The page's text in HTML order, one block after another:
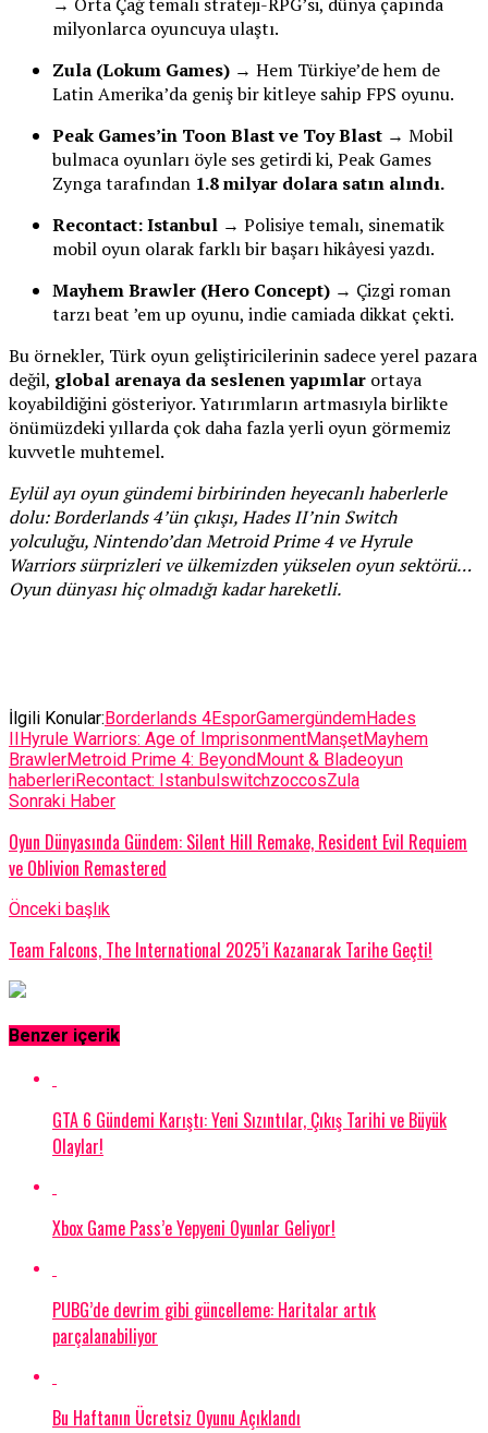
milyonlarca oyuncuya ulaştı.
Zula (Lokum Games) → Hem Türkiye’de hem de
Latin Amerika’da geniş bir kitleye sahip FPS oyunu.
Peak Games’in Toon Blast ve Toy Blast → Mobil
bulmaca oyunları öyle ses getirdi ki, Peak Games
Zynga tarafından 1.8 milyar dolara satın alındı.
Recontact: Istanbul → Polisiye temalı, sinematik
mobil oyun olarak farklı bir başarı hikâyesi yazdı.
Mayhem Brawler (Hero Concept) → Çizgi roman
tarzı beat ’em up oyunu, indie camiada dikkat çekti.
Bu örnekler, Türk oyun geliştiricilerinin sadece yerel pazara
değil, global arenaya da seslenen yapımlar ortaya
koyabildiğini gösteriyor. Yatırımların artmasıyla birlikte
önümüzdeki yıllarda çok daha fazla yerli oyun görmemiz
kuvvetle muhtemel.
Eylül ayı oyun gündemi birbirinden heyecanlı haberlerle
dolu: Borderlands 4’ün çıkışı, Hades II’nin Switch
yolculuğu, Nintendo’dan Metroid Prime 4 ve Hyrule
Warriors sürprizleri ve ülkemizden yükselen oyun sektörü…
Oyun dünyası hiç olmadığı kadar hareketli.
İlgili Konular:Borderlands 4EsporGamergündemHades
IIHyrule Warriors: Age of ImprisonmentManşetMayhem
BrawlerMetroid Prime 4: BeyondMount & Bladeoyun
haberleriRecontact: IstanbulswitchzoccosZula
Sonraki Haber
Oyun Dünyasında Gündem: Silent Hill Remake, Resident Evil Requiem
ve Oblivion Remastered
Önceki başlık
Team Falcons, The International 2025’i Kazanarak Tarihe Geçti!
Benzer içerik
GTA 6 Gündemi Karıştı: Yeni Sızıntılar, Çıkış Tarihi ve Büyük
Olaylar!
Xbox Game Pass’e Yepyeni Oyunlar Geliyor!
PUBG’de devrim gibi güncelleme: Haritalar artık
parçalanabiliyor
Bu Haftanın Ücretsiz Oyunu Açıklandı